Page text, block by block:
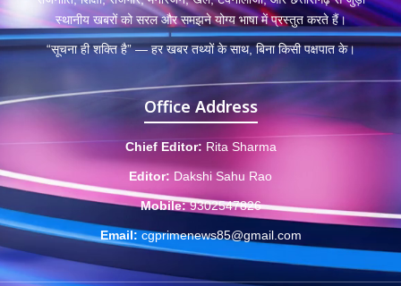
स्थानीय खबरों को सरल और समझने योग्य भाषा में प्रस्तुत करते हैं।
“सूचना ही शक्ति है” — हर खबर तथ्यों के साथ, बिना किसी पक्षपात के।
Office Address
Chief Editor: Rita Sharma
Editor: Dakshi Sahu Rao
Mobile: 9302547826
Email: cgprimenews85@gmail.com